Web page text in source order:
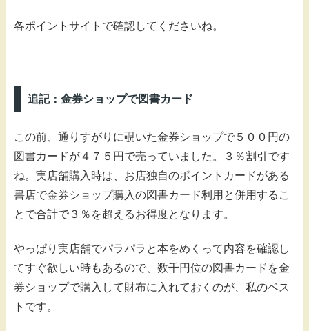
各ポイントサイトで確認してくださいね。
追記：金券ショップで図書カード
この前、通りすがりに覗いた金券ショップで５００円の
図書カードが４７５円で売っていました。３％割引です
ね。実店舗購入時は、お店独自のポイントカードがある
書店で金券ショップ購入の図書カード利用と併用するこ
とで合計で３％を超えるお得度となります。
やっぱり実店舗でパラパラと本をめくって内容を確認し
てすぐ欲しい時もあるので、数千円位の図書カードを金
券ショップで購入して財布に入れておくのが、私のベス
トです。